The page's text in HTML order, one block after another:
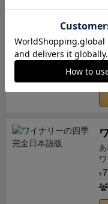
と思いました
く、1エリア
置きにくい！
ドは必携で
欲
¥
¥